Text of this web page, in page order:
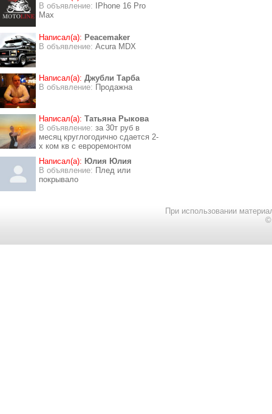
В объявление:
IPhone 16 Pro
Max
Написал(а): Peacemaker
В объявление: Acura MDX
Написал(а): Джубли Тарба
В объявление: Продажна
Написал(а): Татьяна Рыкова
В объявление: за 30т руб в
месяц круглогодично сдается 2-
х ком кв с евроремонтом
Написал(а): Юлия Юлия
В объявление: Плед или
покрывало
При использовании